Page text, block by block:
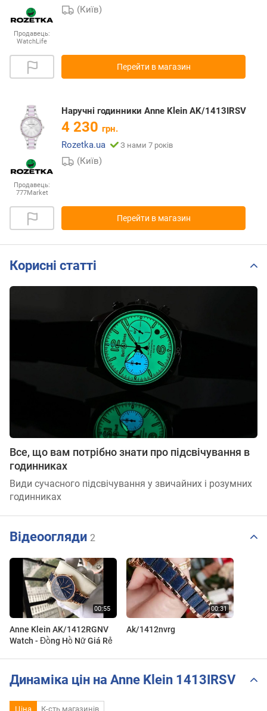
Продавець:
WatchLife
(Київ)
Перейти в магазин
Продавець:
777Market
Наручні годинники Anne Klein AK/1413IRSV
4 230 грн.
Rozetka.ua
З нами 7 років
(Київ)
Перейти в магазин
Корисні статті
Все, що вам потрібно знати про підсвічування в
годинниках
Види сучасного підсвічування у звичайних і розумних
годинниках
Відеоогляди 2
Anne Klein AK/1412RGNV
Watch - Đồng Hồ Nữ Giá Rẻ
Ak/1412nvrg
Динаміка цін на Anne Klein 1413IRSV
Ціна К-сть магазинів